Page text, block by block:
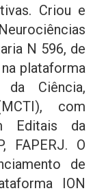
Criou e
N 596, de
plataforma
da Ciência,
com
Editais da
FAPERJ. O
de
ION